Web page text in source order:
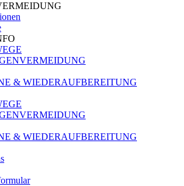
& WIEDERAUFBEREITUNG
& WIEDERAUFBEREITUNG